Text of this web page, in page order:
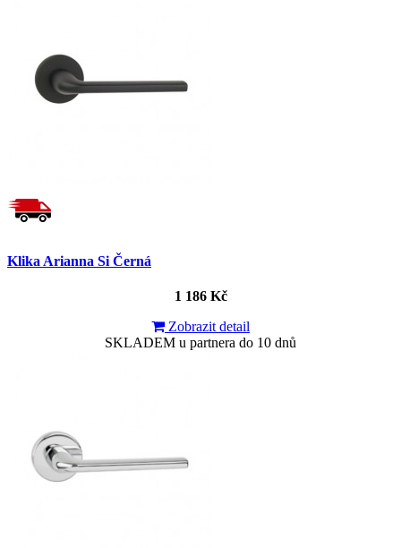
Klika Arianna Si Černá
1 186 Kč
Zobrazit detail
SKLADEM u partnera do 10 dnů